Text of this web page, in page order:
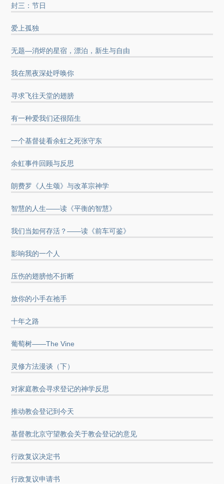
封三：节日
爱上孤独
无题—消烬的星宿，漂泊，新生与自由
我在黑夜深处呼唤你
寻求飞往天堂的翅膀
有一种爱我们还很陌生
一个基督徒看余虹之死张守东
余虹事件回顾与反思
朗费罗《人生颂》与改革宗神学
智慧的人生——读《平衡的智慧》
我们当如何存活？——读《前车可鉴》
影响我的一个人
压伤的翅膀他不折断
放你的小手在祂手
十年之路
葡萄树——The Vine
灵修方法漫谈（下）
对家庭教会寻求登记的神学反思
推动教会登记到今天
基督教北京守望教会关于教会登记的意见
行政复议决定书
行政复议申请书